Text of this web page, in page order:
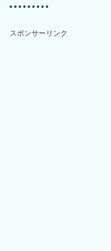
スポンサーリンク